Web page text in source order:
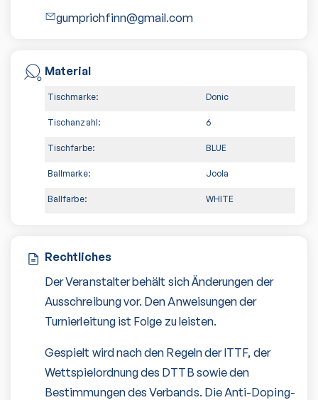
gumprichfinn@gmail.com
Material
Tischmarke: Donic
Tischanzahl: 6
Tischfarbe: BLUE
Ballmarke: Joola
Ballfarbe: WHITE
Rechtliches
Der Veranstalter behält sich Änderungen der
Ausschreibung vor. Den Anweisungen der
Turnierleitung ist Folge zu leisten.
Gespielt wird nach den Regeln der ITTF, der
Wettspielordnung des DTTB sowie den
Bestimmungen des Verbands. Die Anti-Doping-